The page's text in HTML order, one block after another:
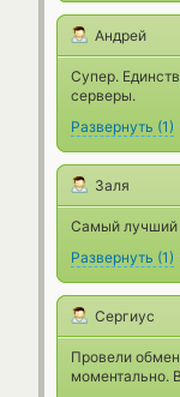
Андрей
Супер.
серверы.
Развернуть (1)
Заля
Самый лучший
Развернуть (1)
Сергиус
Провели
моментально.